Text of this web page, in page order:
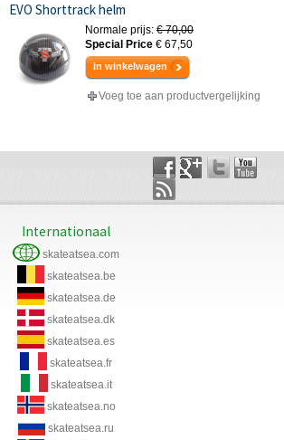
EVO Shorttrack helm
Normale prijs: € 70,00
Special Price € 67,50
in winkelwagen
Voeg toe aan productvergelijking
Internationaal
skateatsea.com
skateatsea.be
skateatsea.de
skateatsea.dk
skateatsea.es
skateatsea.fr
skateatsea.it
skateatsea.no
skateatsea.ru